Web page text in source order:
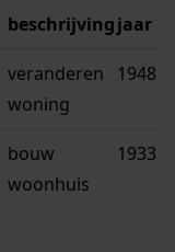
beschrijvingjaar
veranderen
woning
1948
bouw
woonhuis
1933